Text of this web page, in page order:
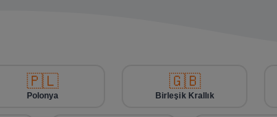
🇵🇱
Polonya
🇬🇧
Birleşik Krallık